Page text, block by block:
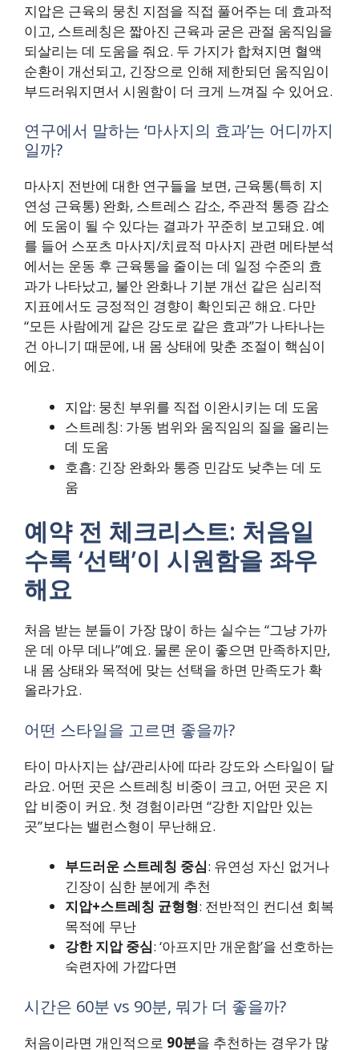
지압은 근육의 뭉친 지점을 직접 풀어주는 데 효과적
이고, 스트레칭은 짧아진 근육과 굳은 관절 움직임을
되살리는 데 도움을 줘요. 두 가지가 합쳐지면 혈액
순환이 개선되고, 긴장으로 인해 제한되던 움직임이
부드러워지면서 시원함이 더 크게 느껴질 수 있어요.
연구에서 말하는 ‘마사지의 효과’는 어디까지
일까?
마사지 전반에 대한 연구들을 보면, 근육통(특히 지
연성 근육통) 완화, 스트레스 감소, 주관적 통증 감소
에 도움이 될 수 있다는 결과가 꾸준히 보고돼요. 예
를 들어 스포츠 마사지/치료적 마사지 관련 메타분석
에서는 운동 후 근육통을 줄이는 데 일정 수준의 효
과가 나타났고, 불안 완화나 기분 개선 같은 심리적
지표에서도 긍정적인 경향이 확인되곤 해요. 다만
“모든 사람에게 같은 강도로 같은 효과”가 나타나는
건 아니기 때문에, 내 몸 상태에 맞춘 조절이 핵심이
에요.
지압: 뭉친 부위를 직접 이완시키는 데 도움
스트레칭: 가동 범위와 움직임의 질을 올리는
데 도움
호흡: 긴장 완화와 통증 민감도 낮추는 데 도
움
예약 전 체크리스트: 처음일
수록 ‘선택’이 시원함을 좌우
해요
처음 받는 분들이 가장 많이 하는 실수는 “그냥 가까
운 데 아무 데나”예요. 물론 운이 좋으면 만족하지만,
내 몸 상태와 목적에 맞는 선택을 하면 만족도가 확
올라가요.
어떤 스타일을 고르면 좋을까?
타이 마사지는 샵/관리사에 따라 강도와 스타일이 달
라요. 어떤 곳은 스트레칭 비중이 크고, 어떤 곳은 지
압 비중이 커요. 첫 경험이라면 “강한 지압만 있는
곳”보다는 밸런스형이 무난해요.
부드러운 스트레칭 중심: 유연성 자신 없거나
긴장이 심한 분에게 추천
지압+스트레칭 균형형: 전반적인 컨디션 회복
목적에 무난
강한 지압 중심: ‘아프지만 개운함’을 선호하는
숙련자에 가깝다면
시간은 60분 vs 90분, 뭐가 더 좋을까?
처음이라면 개인적으로 90분을 추천하는 경우가 많